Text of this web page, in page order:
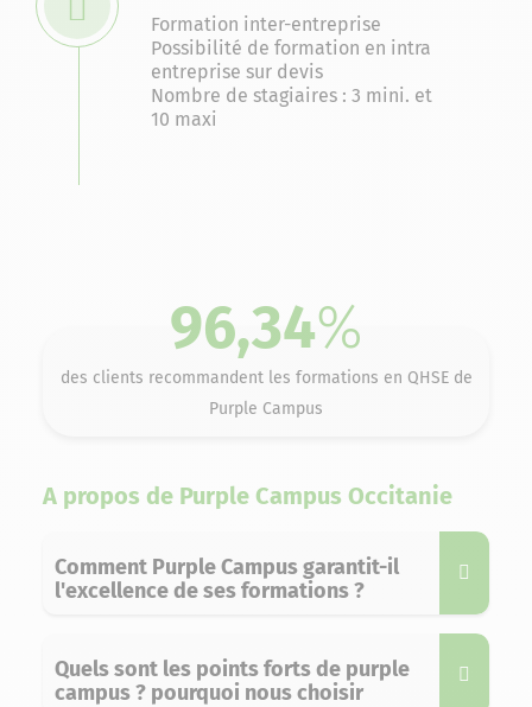
Formation inter-entreprise
Possibilité de formation en intra
entreprise sur devis
Nombre de stagiaires : 3 mini. et
10 maxi
96,34%
des clients recommandent les formations en QHSE de
Purple Campus
A propos de Purple Campus Occitanie
Comment Purple Campus garantit-il
l'excellence de ses formations ?
Quels sont les points forts de purple
campus ? pourquoi nous choisir